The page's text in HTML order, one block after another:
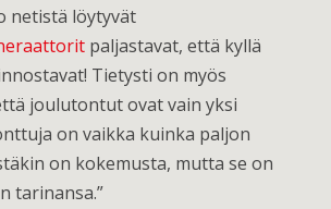
netistä löytyvät
paljastavat, että kyllä
Tietysti on myös
joulutontut ovat vain yksi
on vaikka kuinka paljon
on kokemusta, mutta se on
tarinansa.”